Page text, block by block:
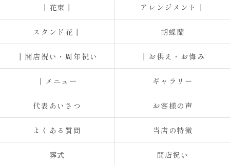
┃花束┃ アレンジメント┃
スタンド花┃ 胡蝶蘭
┃開店祝い・周年祝い ┃お供え・お悔み
┃メニュー ギャラリー
代表あいさつ お客様の声
よくある質問 当店の特徴
葬式 開店祝い